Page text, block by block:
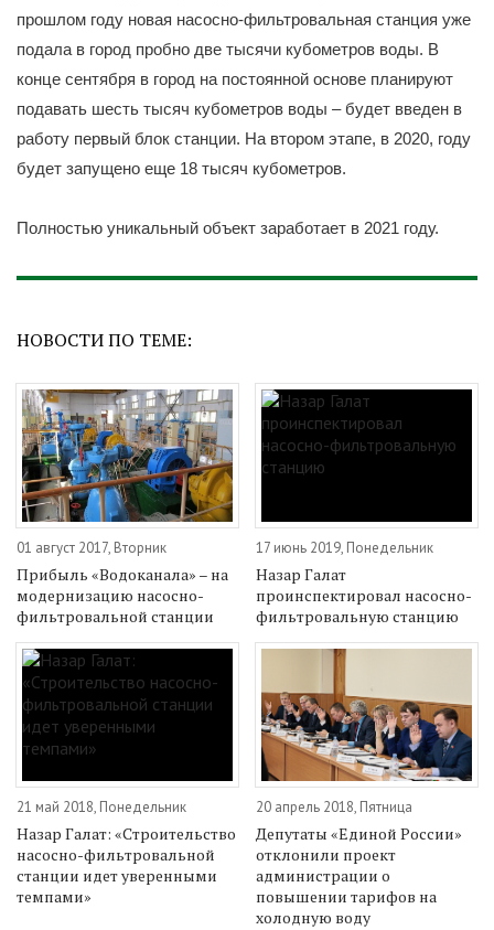
прошлом году новая насосно-фильтровальная станция уже
подала в город пробно две тысячи кубометров воды. В
конце сентября в город на постоянной основе планируют
подавать шесть тысяч кубометров воды – будет введен в
работу первый блок станции. На втором этапе, в 2020, году
будет запущено еще 18 тысяч кубометров.
Полностью уникальный объект заработает в 2021 году.
НОВОСТИ ПО ТЕМЕ:
01 август 2017, Вторник
Прибыль «Водоканала» – на
модернизацию насосно-
фильтровальной станции
17 июнь 2019, Понедельник
Назар Галат
проинспектировал насосно-
фильтровальную станцию
21 май 2018, Понедельник
Назар Галат: «Строительство
насосно-фильтровальной
станции идет уверенными
темпами»
20 апрель 2018, Пятница
Депутаты «Единой России»
отклонили проект
администрации о
повышении тарифов на
холодную воду